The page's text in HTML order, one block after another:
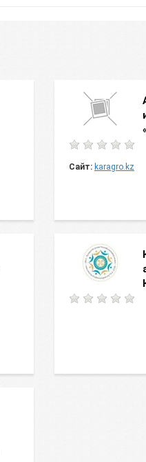
Сайт: karagro.kz